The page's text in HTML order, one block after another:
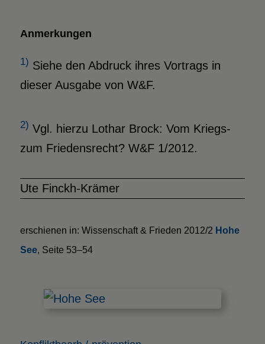
Anmerkungen
1) Siehe den Abdruck ihres Vortrags in
dieser Ausgabe von W&F.
2) Vgl. hierzu Lothar Brock: Vom Kriegs-
zum Friedensrecht? W&F 1/2012.
Ute Finckh-Krämer
erschienen in: Wissenschaft & Frieden 2012/2 Hohe
See, Seite 53–54